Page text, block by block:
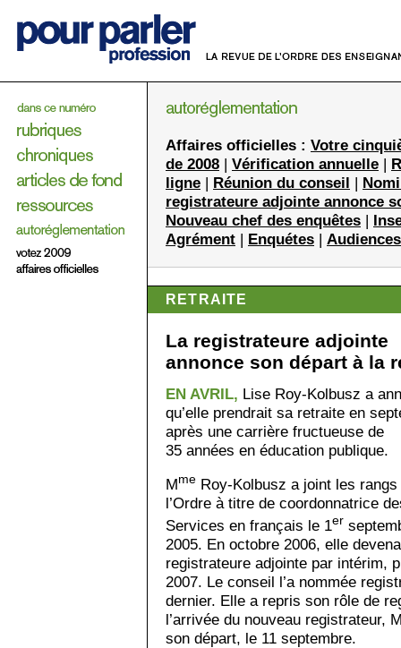
Affaires officielles : Votre
de 2008 | Vérification annuelle |
ligne | Réunion du conseil |
registrateure adjointe annonce
Nouveau chef des enquêtes |
Agrément | Enquétes | Audiences
RETRAITE
La registrateure adjointe
annonce son départ à la
EN AVRIL, Lise Roy-Kolbusz a
qu’elle prendrait sa retraite en
après une carrière fructueuse de
35 années en éducation publique.
Mme Roy-Kolbusz a joint les rangs
l’Ordre à titre de coordonnatrice
Services en français le 1er
2005. En octobre 2006, elle
registrateure adjointe par intérim,
2007. Le conseil l’a nommée
dernier. Elle a repris son rôle de
l’arrivée du nouveau registrateur,
son départ, le 11 septembre.